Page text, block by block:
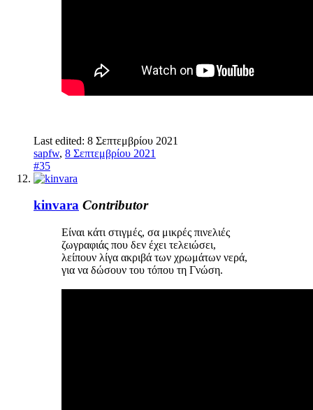
Last edited: 8 Σεπτεμβρίου 2021
sapfw, 8 Σεπτεμβρίου 2021
#35
kinvara Contributor
Είναι κάτι στιγμές, σα μικρές πινελιές
ζωγραφιάς που δεν έχει τελειώσει,
λείπουν λίγα ακριβά των χρωμάτων νερά,
για να δώσουν του τόπου τη Γνώση.